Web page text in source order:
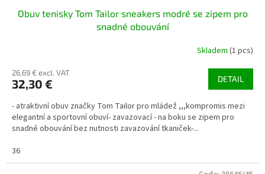
Obuv tenisky Tom Tailor sneakers modré se zipem pro
snadné obouvání
Skladem (1 pcs)
26,69 € excl. VAT
32,30 € DETAIL
- atraktivní obuv značky Tom Tailor pro mládež ,,,kompromis mezi
elegantní a sportovní obuví- zavazovací - na boku se zipem pro
snadné obouvání bez nutnosti zavazování tkaniček-...
36